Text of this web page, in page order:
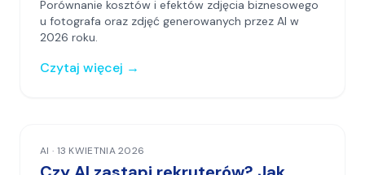
Porównanie kosztów i efektów zdjęcia biznesowego
u fotografa oraz zdjęć generowanych przez AI w
2026 roku.
Czytaj więcej →
AI · 13 KWIETNIA 2026